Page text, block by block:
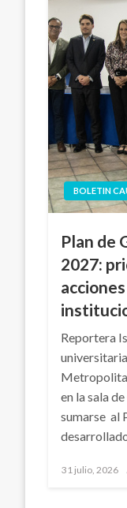
BOLETIN
Plan de
2027:
Reportera
en la sala
sumarse al
Publicado
31 julio, 2026